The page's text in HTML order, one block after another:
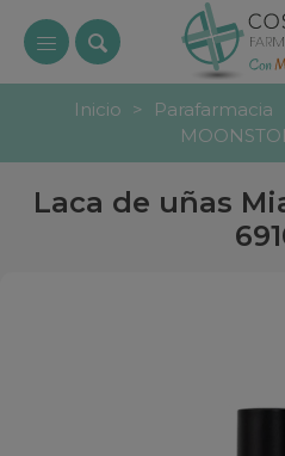
Inicio > Parafarmacia
Laca de uñas